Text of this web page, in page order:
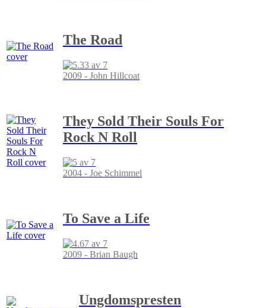
The Road
2009 - John Hillcoat
They Sold Their Souls For
Rock N Roll
2004 - Joe Schimmel
To Save a Life
2009 - Brian Baugh
Ungdomspresten